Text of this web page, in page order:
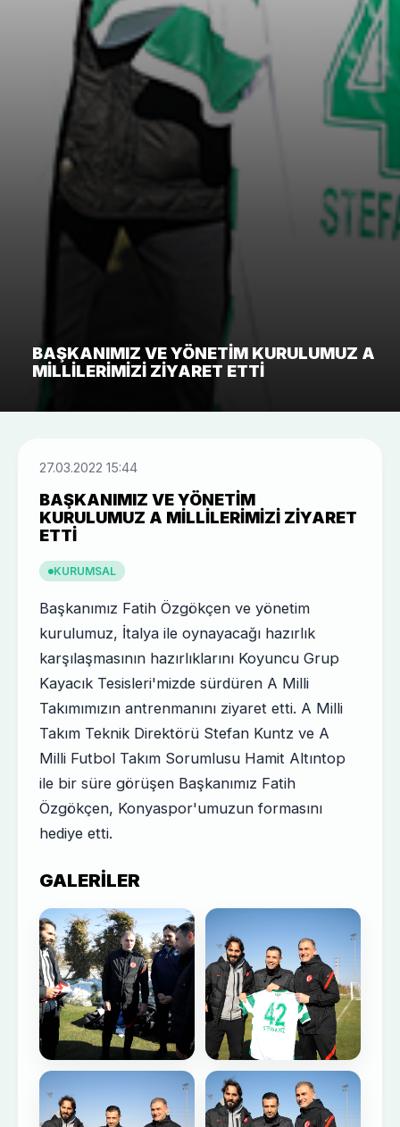
BAŞKANIMIZ VE YÖNETIM KURULUMUZ A
MILLILERIMIZI ZIYARET ETTI
27.03.2022 15:44
BAŞKANIMIZ VE YÖNETIM
KURULUMUZ A MILLILERIMIZI ZIYARET
ETTI
KURUMSAL
Başkanımız Fatih Özgökçen ve yönetim
kurulumuz, İtalya ile oynayacağı hazırlık
karşılaşmasının hazırlıklarını Koyuncu Grup
Kayacık Tesisleri'mizde sürdüren A Milli
Takımımızın antrenmanını ziyaret etti. A Milli
Takım Teknik Direktörü Stefan Kuntz ve A
Milli Futbol Takım Sorumlusu Hamit Altıntop
ile bir süre görüşen Başkanımız Fatih
Özgökçen, Konyaspor'umuzun formasını
hediye etti.
GALERILER